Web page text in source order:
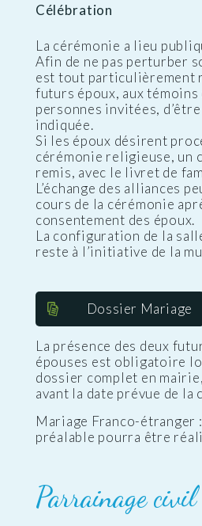
Célébration
La cérémonie a lieu
Afin de ne pas perturber
est tout particulièrement
futurs époux, aux témoins
personnes invitées,
indiquée.
Si les époux désirent
cérémonie religieuse, un
remis, avec le livret de
L’échange des alliances
cours de la cérémonie
consentement des époux.
La configuration de la
reste à l’initiative de la
Dossier Mariage
La présence des deux
épouses est obligatoire
dossier complet en
avant la date prévue de la
Mariage Franco-étranger
préalable pourra être
Parrainage civil